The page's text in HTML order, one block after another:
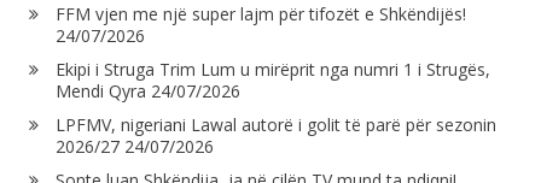
FFM vjen me një super lajm për tifozët e Shkëndijës!
24/07/2026
Ekipi i Struga Trim Lum u mirëprit nga numri 1 i Strugës,
Mendi Qyra 24/07/2026
LPFMV, nigeriani Lawal autorë i golit të parë për sezonin
2026/27 24/07/2026